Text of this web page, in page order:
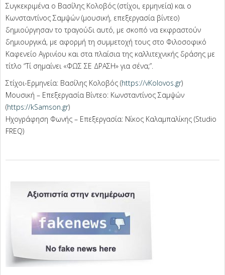
Συγκεκριμένα ο Βασίλης Κολοβός (στίχοι, ερμηνεία) και ο
Κωνσταντίνος Σαμψών (μουσική, επεξεργασία βίντεο)
δημιούργησαν το τραγούδι αυτό, με σκοπό να εκφραστούν
δημιουργικά, με αφορμή τη συμμετοχή τους στο Φιλοσοφικό
Καφενείο Αγρινίου και στα πλαίσια της καλλιτεχνικής δράσης με
τίτλο “Τί σημαίνει «ΦΩΣ ΣΕ ΔΡΑΣΗ» για σένα;”.
Στίχοι-Ερμηνεία: Βασίλης Κολοβός (https://vKolovos.gr)
Μουσική – Επεξεργασία Βίντεο: Κωνσταντίνος Σαμψών
(https://kSamson.gr)
Ηχογράφηση Φωνής – Επεξεργασία: Νίκος Καλαμπαλίκης (Studio
FREQ)